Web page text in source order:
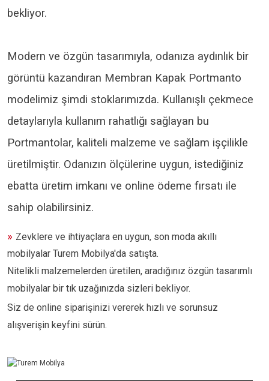
bekliyor.
Modern ve özgün tasarımıyla, odanıza aydınlık bir
görüntü kazandıran Membran Kapak Portmanto
modelimiz şimdi stoklarımızda. Kullanışlı çekmece
detaylarıyla kullanım rahatlığı sağlayan bu
Portmantolar, kaliteli malzeme ve sağlam işçilikle
üretilmiştir. Odanızın ölçülerine uygun, istediğiniz
ebatta üretim imkanı ve online ödeme fırsatı ile
sahip olabilirsiniz.
» Zevklere ve ihtiyaçlara en uygun, son moda akıllı
mobilyalar Turem Mobilya'da satışta.
Nitelikli malzemelerden üretilen, aradığınız özgün tasarımlı
mobilyalar bir tık uzağınızda sizleri bekliyor.
Siz de online siparişinizi vererek hızlı ve sorunsuz
alışverişin keyfini sürün.